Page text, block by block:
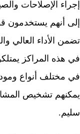
إجراء الإصلاحات
إلى أنهم يستخدمون
تضمن الأداء العالي
في هذه المراكز
في مختلف أنواع
يمكنهم تشخيص
سليم.